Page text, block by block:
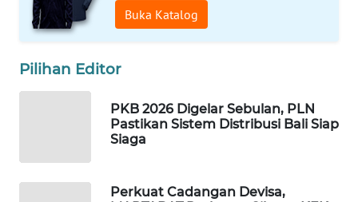
Buka Katalog
Pilihan Editor
PKB 2026 Digelar Sebulan, PLN
Pastikan Sistem Distribusi Bali Siap
Siaga
Perkuat Cadangan Devisa,
PLN
WATCH
MKLI